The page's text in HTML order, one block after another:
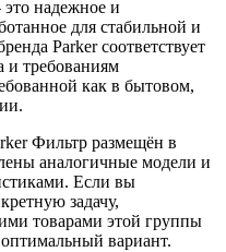
надежное и
для стабильной и
Parker соответствует
и требованиям
как в бытовом,
Фильтр размещён в
аналогичные модели и
Если вы
задачу,
товарами этой группы
вариант.